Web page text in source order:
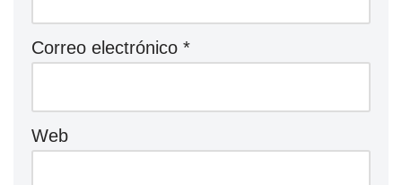
Correo electrónico *
Web